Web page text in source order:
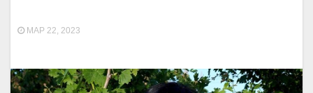
МАР 22, 2023